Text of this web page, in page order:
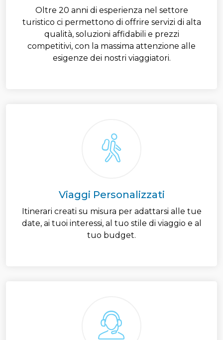
Oltre 20 anni di esperienza nel settore
turistico ci permettono di offrire servizi di alta
qualità, soluzioni affidabili e prezzi
competitivi, con la massima attenzione alle
esigenze dei nostri viaggiatori.
Viaggi Personalizzati
Itinerari creati su misura per adattarsi alle tue
date, ai tuoi interessi, al tuo stile di viaggio e al
tuo budget.